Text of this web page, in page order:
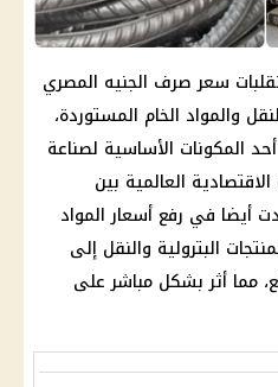
سعر صرف الجنيه المصري
والمواد الخام المستوردة،
المكونات الأساسية لصناعة
العالمية بين
أيضا في رفع أسعار المواد
البترولية والنقل إلى
مما أثر بشكل مباشر على